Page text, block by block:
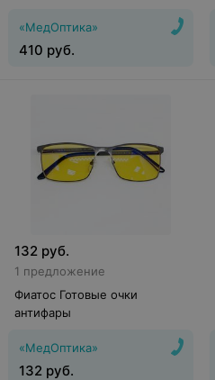
«МедОптика»
410 руб.
132 руб.
1 предложение
Фиатос Готовые очки
антифары
«МедОптика»
132 руб.